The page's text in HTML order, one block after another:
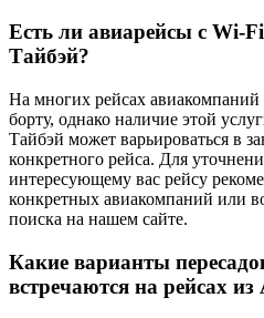
Есть ли авиарейсы с Wi-
Тайбэй?
На многих рейсах авиакомпаний
борту, однако наличие этой
Тайбэй может варьироваться в
конкретного рейса. Для
интересующему вас рейсу
конкретных авиакомпаний или
поиска на нашем сайте.
Какие варианты
встречаются на рейсах